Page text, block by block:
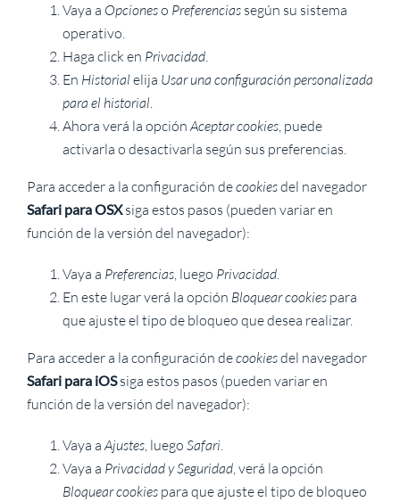
Vaya a Opcioneso Preferencias según su sistema
operativo.
Haga click en Privacidad.
En Historial elija Usar una configuración personalizada
para el historial.
Ahora verá la opciónAceptar cookies, puede
activarla o desactivarla según sus preferencias.
Para acceder a la configuración decookiesdel navegador
Safari para OSXsiga estos pasos (pueden variar en
función de la versión del navegador):
Vaya a Preferencias, luego Privacidad.
En este lugar verá la opción Bloquear cookies para
que ajuste el tipo de bloqueo que desea realizar.
Para acceder a la configuración decookiesdel navegador
Safari para iOSsiga estos pasos (pueden variar en
función de la versión del navegador):
Vaya aAjustes, luego Safari.
Vaya a Privacidad y Seguridad, verá la opción
Bloquear cookies para que ajuste el tipo de bloqueo